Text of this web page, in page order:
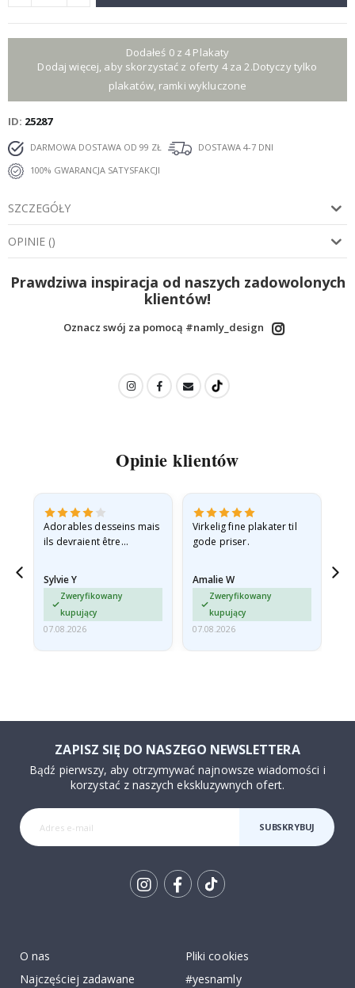
Dodałeś 0 z 4 Plakaty
Dodaj więcej, aby skorzystać z oferty 4 za 2.Dotyczy tylko
plakatów, ramki wykluczone
ID 25287
DARMOWA DOSTAWA OD 99 ZŁ
DOSTAWA 4-7 DNI
100% GWARANCJA SATYSFAKCJI
SZCZEGÓŁY
OPINIE ()
Prawdziwa inspiracja od naszych zadowolonych
klientów!
Oznacz swój za pomocą #namly_design
Opinie klientów
Adorables desseins mais
ils devraient être
enveloppe rigide car ils
sont arrivés roulés et un…
Sylvie Y
Zweryfikowany
kupujący
07.08.2026
Virkelig fine plakater til
gode priser.
Amalie W
Zweryfikowany
kupujący
07.08.2026
ZAPISZ SIĘ DO NASZEGO NEWSLETTERA
Bądź pierwszy, aby otrzymywać najnowsze wiadomości i
korzystać z naszych ekskluzywnych ofert.
SUBSKRYBUJ
O nas
Najczęściej zadawane
Pliki cookies
#yesnamly